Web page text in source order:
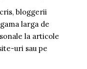
bloggerii
larga de
la articole
uri sau pe